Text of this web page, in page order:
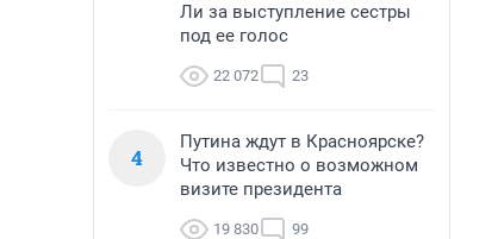
Ли за выступление сестры
под ее голос
22 072 23
4
Путина ждут в Красноярске?
Что известно о возможном
визите президента
19 830 99